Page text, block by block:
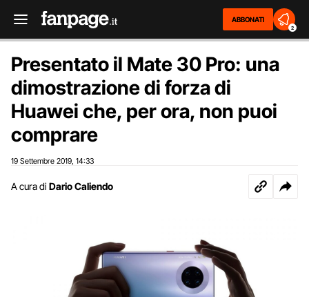
ABBONATI
2
Presentato il Mate 30 Pro: una
dimostrazione di forza di
Huawei che, per ora, non puoi
comprare
19 Settembre 2019 14:33
A cura di Dario Caliendo